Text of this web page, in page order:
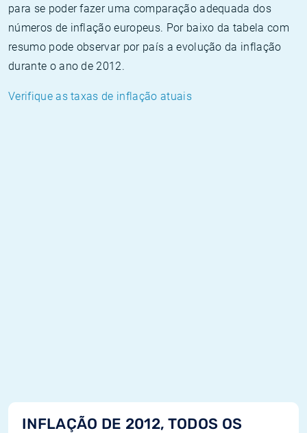
para se poder fazer uma comparação adequada dos
números de inflação europeus. Por baixo da tabela com
resumo pode observar por país a evolução da inflação
durante o ano de 2012.
Verifique as taxas de inflação atuais
INFLAÇÃO DE 2012, TODOS OS